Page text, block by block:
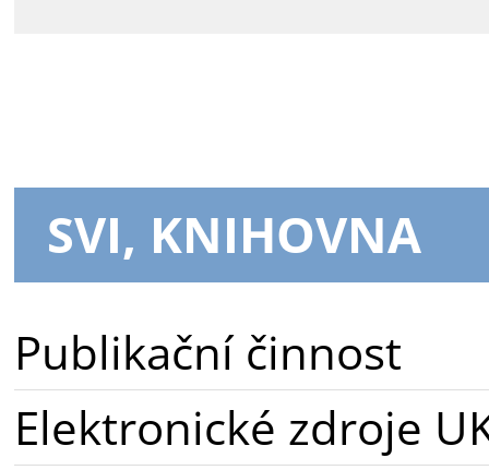
SVI, KNIHOVNA
Publikační činnost
Elektronické zdroje